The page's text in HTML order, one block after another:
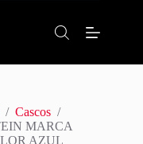
/ Cascos /
MARCA
AZUL